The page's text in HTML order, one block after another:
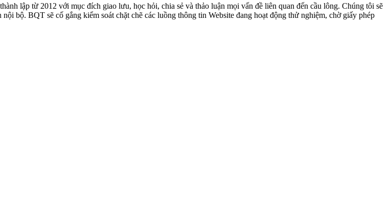
lập từ 2012 với mục đích giao lưu, học hỏi, chia sẻ và thảo luận mọi vấn đề liên quan đến cầu lông. Chúng tôi sẽ
bộ. BQT sẽ cố gắng kiểm soát chặt chẽ các luồng thông tin Website đang hoạt động thử nghiệm, chờ giấy phép